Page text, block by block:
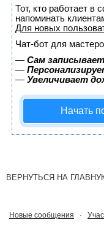
Тот, кто работает в
напоминать
Для новых
Чат-бот для
— Сам
—
— Увеличивает
Начать
ВЕРНУТЬСЯ НА
Новые сообщения ·